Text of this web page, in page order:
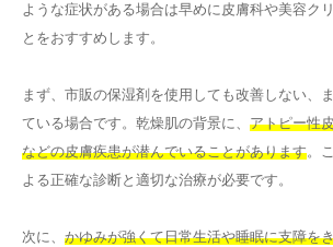
ような症状がある場合は早めに皮膚科や美容ク
とをおすすめします。
まず、市販の保湿剤を使用しても改善しない、
ている場合です。乾燥肌の背景に、 アトピー性
などの皮膚疾患が潜んでいることがあります。
よる正確な診断と適切な治療が必要です。
次に、 かゆみが強くて日常生活や睡眠に支障を